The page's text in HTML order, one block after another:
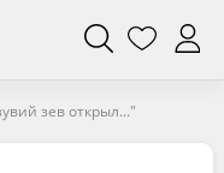
зев открыл..."